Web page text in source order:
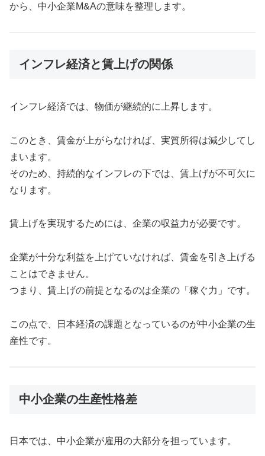
から、中小企業M&Aの意味を整理します。
インフレ経済と賃上げの関係
インフレ経済では、物価が継続的に上昇します。
このとき、賃金が上がらなければ、実質所得は減少してし
まいます。
そのため、持続的なインフレの下では、賃上げが不可欠に
なります。
賃上げを実現するためには、企業の収益力が必要です。
企業が十分な利益を上げていなければ、賃金を引き上げる
ことはできません。
つまり、賃上げの前提となるのは企業の「稼ぐ力」です。
この点で、日本経済の課題となっているのが中小企業の生
産性です。
中小企業の生産性格差
日本では、中小企業が雇用の大部分を担っています。